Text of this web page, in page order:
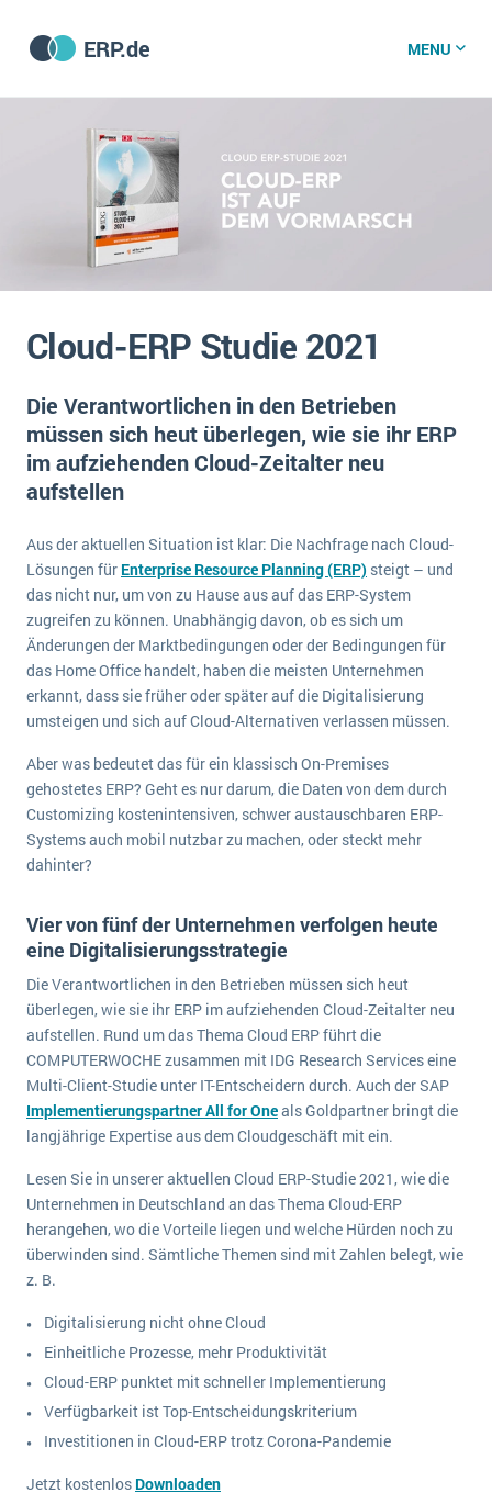
ERP.de
ERP software
Die 15 Schritte einer ERP‑Einführung
Was ist ERP?
ERP-Software nach Branche
Betriebsgröße
Funktionalitäten
Kosten
Vergleich
Auswahl
Einführung
Schulung
Auswertung
Service und Wartung
ERP vergleichen
ERP für jede Branche
ERP-Software nach Branchen
Ämter
Bau
Bildungseinrichtungen
E-commerce
Einzelhandel
Finanzen
Grosshandel
Handel
Handwerk
Health Care
Installation
Landwirtschaft
Maschinenbau
NGO
Lebensmittelindustrie
Logistik
Produktion
Immobilien
Services
Textil und Mode
Vermietung
Versorgung
ERP Wissenszentrum
Vorgestellt
Die 4 Komponenten eines CRM-Systems
5 Funktionen einer ERP-Software für Konzerne
Was ist Data Mining? - Ein Leitfaden für Unternehmen
Mehr über ERP-Software
ERP Wissenszentrum
wichtigsten Punkte, die es zu beachten gilt
Service Level Agreements (SLA) und ERP: Was muss man wissen?
ERP-Software für Abfallentsorger
Digitale Arbeitsaufträge in Ihrem ERP- oder FSM-System: clever und effizient
MEHR ÜBER ERP-SOFTWARE
ERP News
SAP übernimmt Reltio für eine bessere
Datenintegration
Die „SaaSpocalypse“: Was ist das und was bedeutet es für die Zukunft von Unternehmenssoftware?
Was ist ERP?
ERP-Experten
Über uns
DSGVO/GDPR
Impressum
Kontakt
MENU
Cloud-ERP Studie 2021
Die Verantwortlichen in den Betrieben
müssen sich heut überlegen, wie sie ihr ERP
im aufziehenden Cloud-Zeitalter neu
aufstellen
Aus der aktuellen Situation ist klar: Die Nachfrage nach Cloud-
Lösungen für Enterprise Resource Planning (ERP) steigt – und
das nicht nur, um von zu Hause aus auf das ERP-System
zugreifen zu können. Unabhängig davon, ob es sich um
Änderungen der Marktbedingungen oder der Bedingungen für
das Home Office handelt, haben die meisten Unternehmen
erkannt, dass sie früher oder später auf die Digitalisierung
umsteigen und sich auf Cloud-Alternativen verlassen müssen.
Aber was bedeutet das für ein klassisch On-Premises
gehostetes ERP? Geht es nur darum, die Daten von dem durch
Customizing kostenintensiven, schwer austauschbaren ERP-
Systems auch mobil nutzbar zu machen, oder steckt mehr
dahinter?
Vier von fünf der Unternehmen verfolgen heute
eine Digitalisierungsstrategie
Die Verantwortlichen in den Betrieben müssen sich heut
überlegen, wie sie ihr ERP im aufziehenden Cloud-Zeitalter neu
aufstellen. Rund um das Thema Cloud ERP führt die
COMPUTERWOCHE zusammen mit IDG Research Services eine
Multi-Client-Studie unter IT-Entscheidern durch. Auch der SAP
Implementierungspartner All for Oneals Goldpartner bringt die
langjährige Expertise aus dem Cloudgeschäft mit ein.
Lesen Sie in unserer aktuellen Cloud ERP-Studie 2021, wie die
Unternehmen in Deutschland an das Thema Cloud-ERP
herangehen, wo die Vorteile liegen und welche Hürden noch zu
überwinden sind. Sämtliche Themen sind mit Zahlen belegt, wie
z. B.
Digitalisierung nicht ohne Cloud
Einheitliche Prozesse, mehr Produktivität
Cloud-ERP punktet mit schneller Implementierung
Verfügbarkeit ist Top-Entscheidungskriterium
Investitionen in Cloud-ERP trotz Corona-Pandemie
Jetzt kostenlos Downloaden